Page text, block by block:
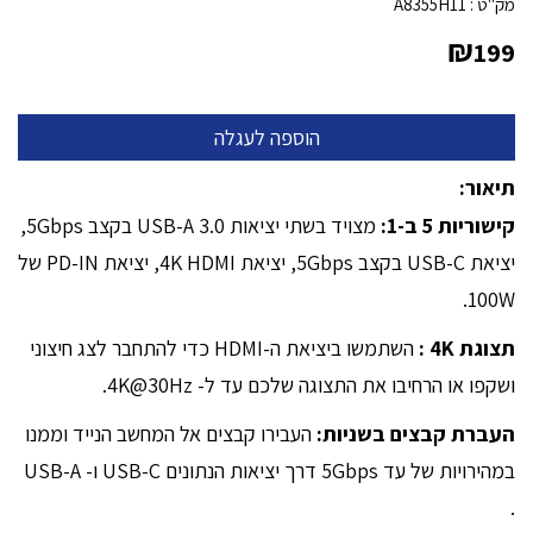
₪199
תיאור:
קישוריות 5 ב-1:
מצויד בשתי יציאות USB-A 3.0 בקצב 5Gbps,
יציאת USB-C בקצב 5Gbps, יציאת 4K HDMI, יציאת PD-IN של
100W.
תצוגת 4K :
השתמשו ביציאת ה-HDMI כדי להתחבר לצג חיצוני
ושקפו או הרחיבו את התצוגה שלכם עד ל- 4K@30Hz.
העברת קבצים בשניות: העבירו קבצים אל המחשב הנייד וממנו
במהירויות של עד 5Gbps דרך יציאות הנתונים USB-C ו- USB-A
.